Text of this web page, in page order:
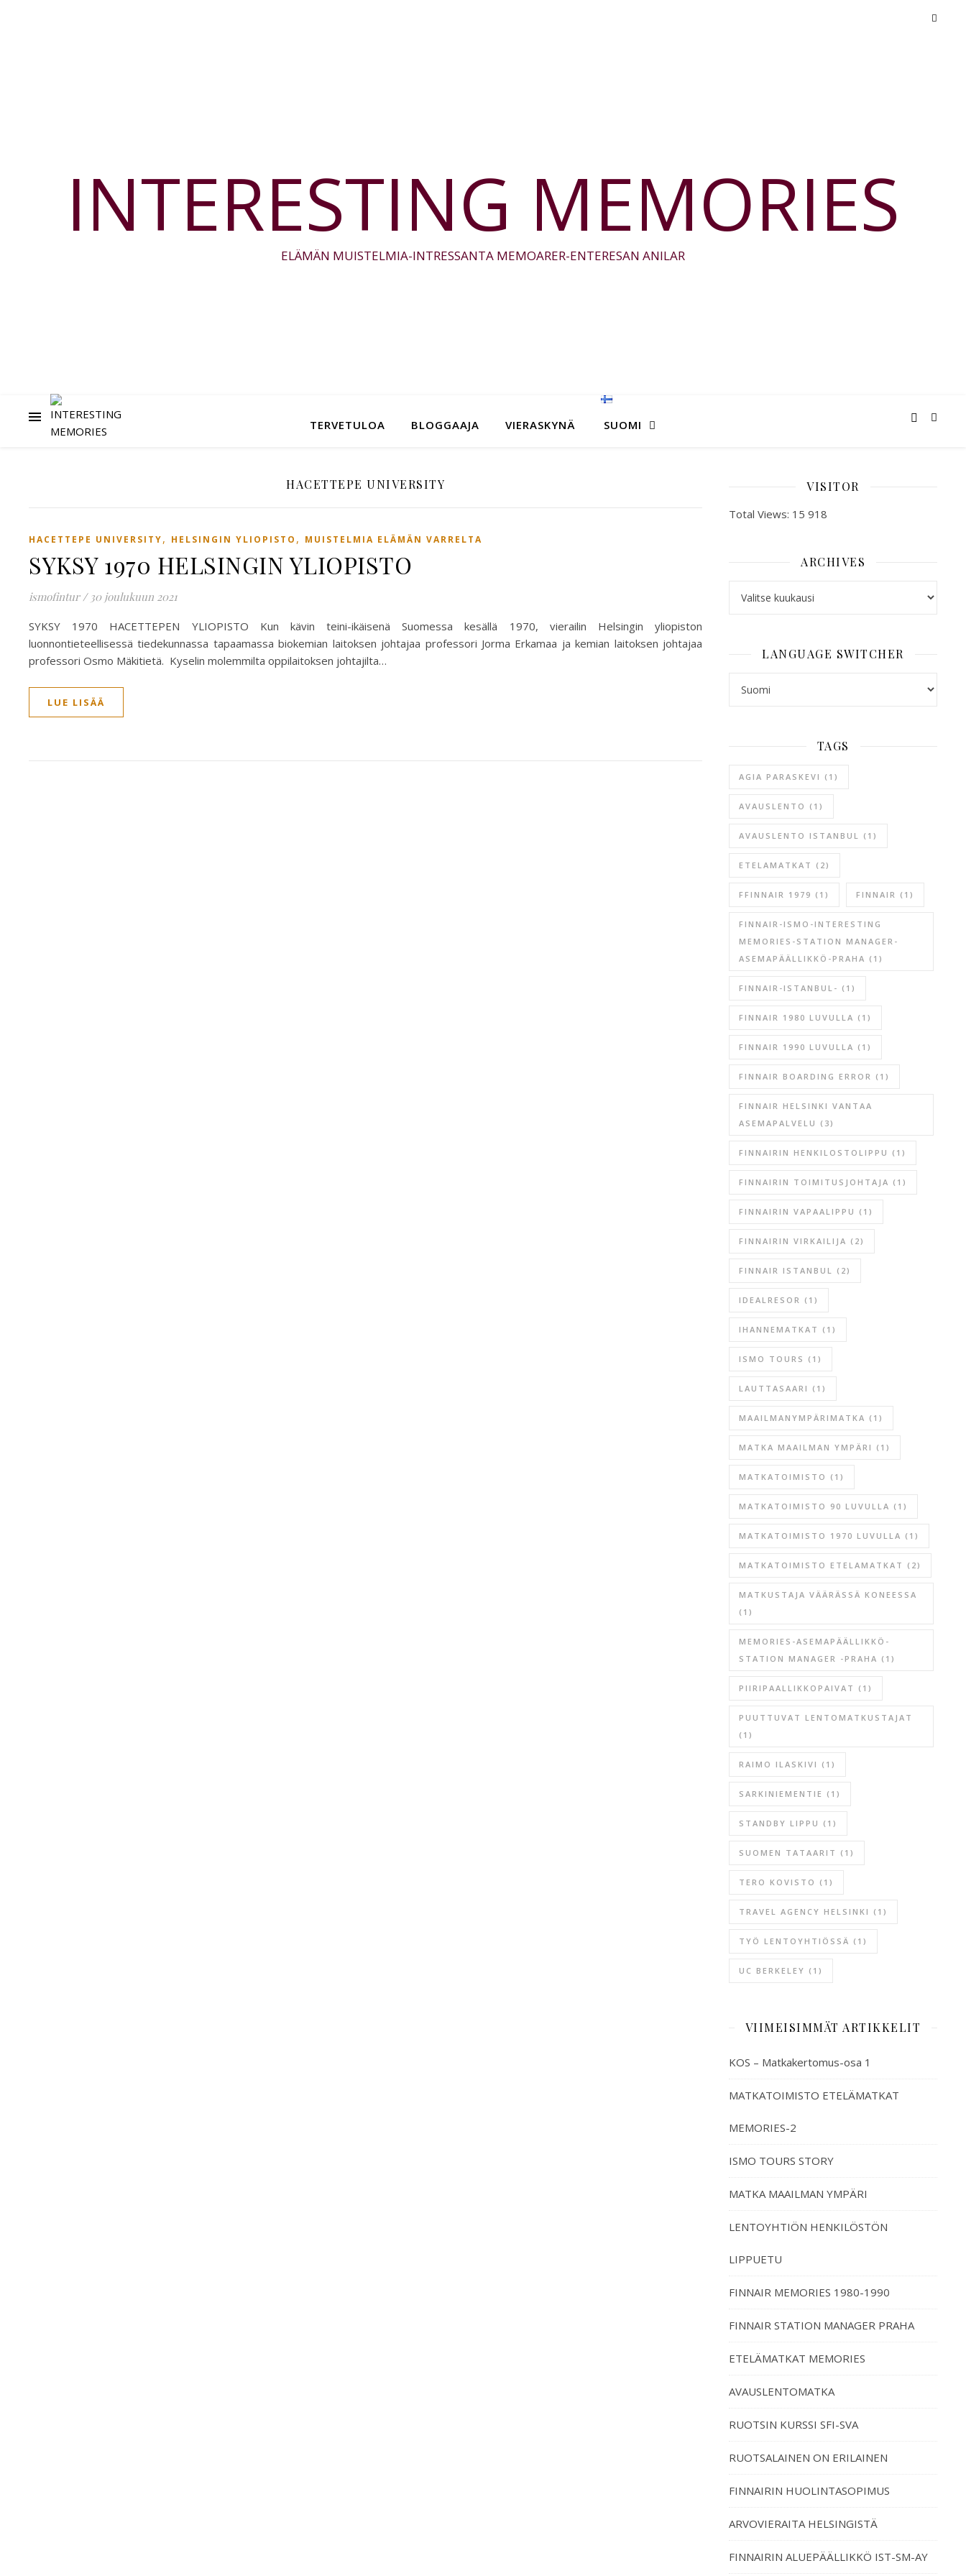
INTERESTING MEMORIES
ELÄMÄN MUISTELMIA-INTRESSANTA MEMOARER-ENTERESAN ANILAR
TERVETULOA BLOGGAAJA VIERASKYNÄ SUOMI
HACETTEPE UNIVERSITY
HACETTEPE UNIVERSITY, HELSINGIN YLIOPISTO , MUISTELMIA ELÄMÄN VARRELTA
SYKSY 1970 HELSINGIN YLIOPISTO
ismofintur / 30 joulukuun 2021
SYKSY 1970 HACETTEPEN YLIOPISTO Kun kävin teini-ikäisenä Suomessa kesällä 1970, vierailin Helsingin yliopiston
luonnontieteellisessä tiedekunnassa tapaamassa biokemian laitoksen johtajaa professori Jorma Erkamaa ja kemian laitoksen johtajaa
professori Osmo Mäkitietä. Kyselin molemmilta oppilaitoksen johtajilta…
LUE LISÄÄ
VISITOR
Total Views: 15 918
ARCHIVES
LANGUAGE SWITCHER
TAGS
AGIA PARASKEVI (1)
AVAUSLENTO (1)
AVAUSLENTO ISTANBUL (1)
ETELAMATKAT (2)
FFINNAIR 1979 (1) FINNAIR (1)
FINNAIR-ISMO-INTERESTING
MEMORIES-STATION MANAGER-
ASEMAPÄÄLLIKKÖ-PRAHA (1)
FINNAIR-ISTANBUL- (1)
FINNAIR 1980 LUVULLA (1)
FINNAIR 1990 LUVULLA (1)
FINNAIR BOARDING ERROR (1)
FINNAIR HELSINKI VANTAA
ASEMAPALVELU (3)
FINNAIRIN HENKILOSTOLIPPU (1)
FINNAIRIN TOIMITUSJOHTAJA (1)
FINNAIRIN VAPAALIPPU (1)
FINNAIRIN VIRKAILIJA (2)
FINNAIR ISTANBUL (2)
IDEALRESOR (1)
IHANNEMATKAT (1)
ISMO TOURS (1)
LAUTTASAARI (1)
MAAILMANYMPÄRIMATKA (1)
MATKA MAAILMAN YMPÄRI (1)
MATKATOIMISTO (1)
MATKATOIMISTO 90 LUVULLA (1)
MATKATOIMISTO 1970 LUVULLA (1)
MATKATOIMISTO ETELAMATKAT (2)
MATKUSTAJA VÄÄRÄSSÄ KONEESSA
(1)
MEMORIES-ASEMAPÄÄLLIKKÖ-
STATION MANAGER -PRAHA (1)
PIIRIPAALLIKKOPAIVAT (1)
PUUTTUVAT LENTOMATKUSTAJAT
(1)
RAIMO ILASKIVI (1)
SARKINIEMENTIE (1)
STANDBY LIPPU (1)
SUOMEN TATAARIT (1)
TERO KOVISTO (1)
TRAVEL AGENCY HELSINKI (1)
TYÖ LENTOYHTIÖSSÄ (1)
UC BERKELEY (1)
VIIMEISIMMÄT ARTIKKELIT
KOS – Matkakertomus-osa 1
MATKATOIMISTO ETELÄMATKAT
MEMORIES-2
ISMO TOURS STORY
MATKA MAAILMAN YMPÄRI
LENTOYHTIÖN HENKILÖSTÖN
LIPPUETU
FINNAIR MEMORIES 1980-1990
FINNAIR STATION MANAGER PRAHA
ETELÄMATKAT MEMORIES
AVAUSLENTOMATKA
RUOTSIN KURSSI SFI-SVA
RUOTSALAINEN ON ERILAINEN
FINNAIRIN HUOLINTASOPIMUS
ARVOVIERAITA HELSINGISTÄ
FINNAIRIN ALUEPÄÄLLIKKÖ IST-SM-AY